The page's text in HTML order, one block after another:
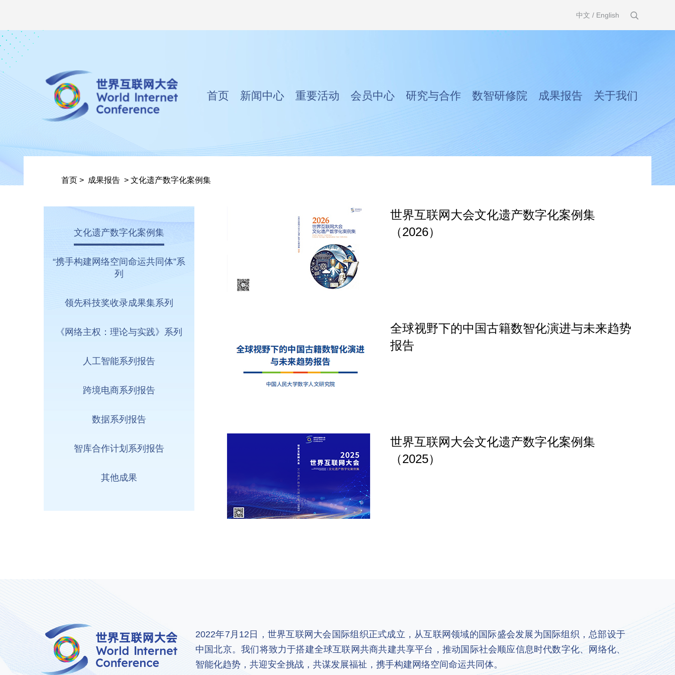
中文 / English
首页 新闻中心 重要活动 会员中心 研究与合作 数智研修院 成果报告 关于我们
首页 > 成果报告 > 文化遗产数字化案例集
文化遗产数字化案例集
“携手构建网络空间命运共同体”系
列
领先科技奖收录成果集系列
《网络主权：理论与实践》系列
人工智能系列报告
跨境电商系列报告
数据系列报告
智库合作计划系列报告
其他成果
世界互联网大会文化遗产数字化案例集
（2026）
全球视野下的中国古籍数智化演进与未来趋势
报告
世界互联网大会文化遗产数字化案例集
（2025）
2022年7月12日，世界互联网大会国际组织正式成立，从互联网领域的国际盛会发展为国际组织，总部设于
中国北京。我们将致力于搭建全球互联网共商共建共享平台，推动国际社会顺应信息时代数字化、网络化、
智能化趋势，共迎安全挑战，共谋发展福祉，携手构建网络空间命运共同体。